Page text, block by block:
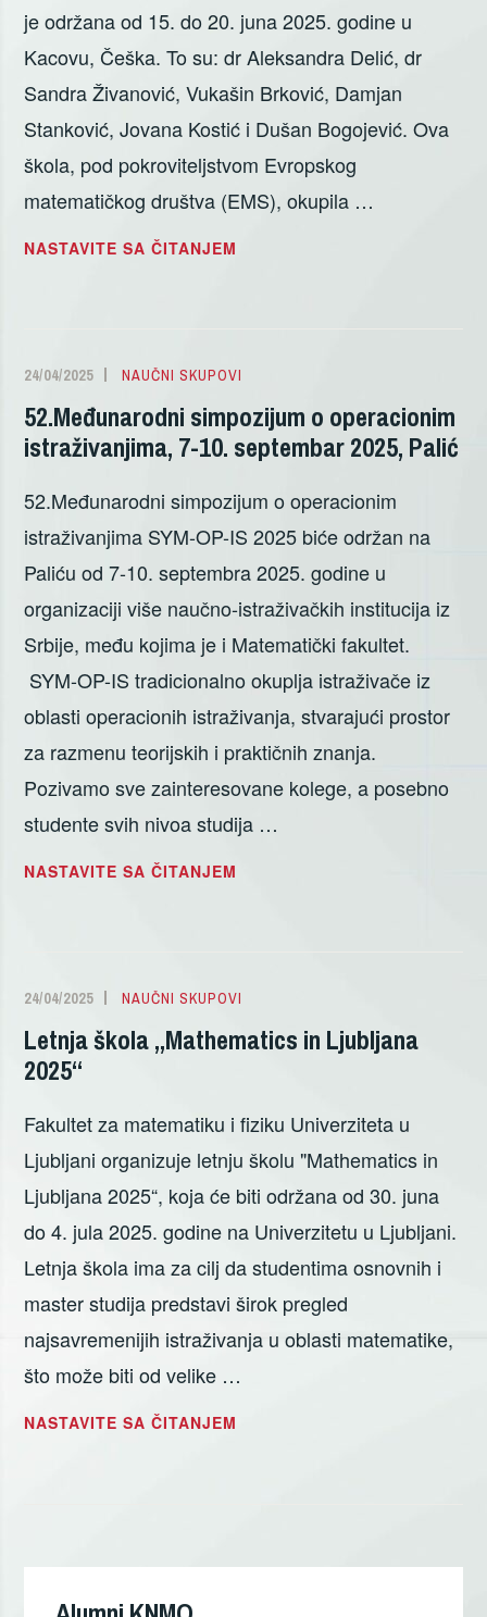
je održana od 15. do 20. juna 2025. godine u
Kacovu, Češka. To su: dr Aleksandra Delić, dr
Sandra Živanović, Vukašin Brković, Damjan
Stanković, Jovana Kostić i Dušan Bogojević. Ova
škola, pod pokroviteljstvom Evropskog
matematičkog društva (EMS), okupila …
NASTAVITE SA ČITANJEM
ŠKOLI
U
ČEŠKOJ
24/04/2025
DAMJAN
STANKOVIC
NAUČNI SKUPOVI
52.Međunarodni simpozijum o operacionim
istraživanjima, 7-10. septembar 2025, Palić
52.Međunarodni simpozijum o operacionim
istraživanjima SYM-OP-IS 2025 biće održan na
Paliću od 7-10. septembra 2025. godine u
organizaciji više naučno-istraživačkih institucija iz
Srbije, među kojima je i Matematički fakultet.
SYM-OP-IS tradicionalno okuplja istraživače iz
oblasti operacionih istraživanja, stvarajući prostor
za razmenu teorijskih i praktičnih znanja.
Pozivamo sve zainteresovane kolege, a posebno
studente svih nivoa studija …
NASTAVITE SA ČITANJEM
10.
PALIĆ
24/04/2025
DAMJAN
STANKOVIC
NAUČNI SKUPOVI
Letnja škola „Mathematics in Ljubljana
2025“
Fakultet za matematiku i fiziku Univerziteta u
Ljubljani organizuje letnju školu "Mathematics in
Ljubljana 2025“, koja će biti održana od 30. juna
do 4. jula 2025. godine na Univerzitetu u Ljubljani.
Letnja škola ima za cilj da studentima osnovnih i
master studija predstavi širok pregled
najsavremenijih istraživanja u oblasti matematike,
što može biti od velike …
NASTAVITE SA ČITANJEM
2025“
Кретање
чланака